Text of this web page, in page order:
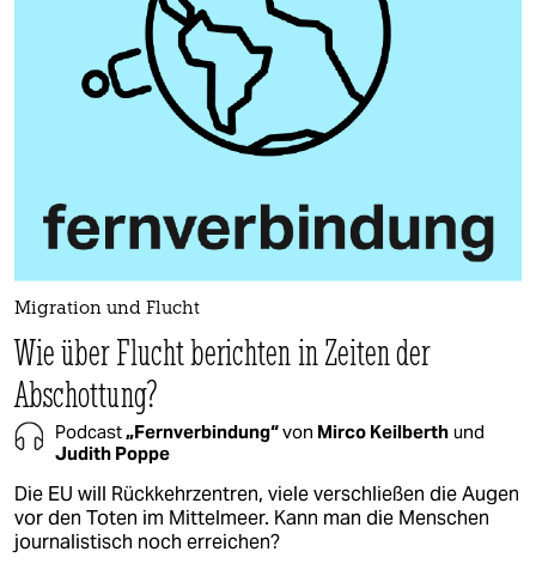
Migration und Flucht
Wie über Flucht berichten in Zeiten der
Abschottung?
Podcast„Fernverbindung“von Mirco Keilberth und
Judith Poppe
Die EU will Rückkehrzentren, viele verschließen die Augen
vor den Toten im Mittelmeer. Kann man die Menschen
journalistisch noch erreichen?